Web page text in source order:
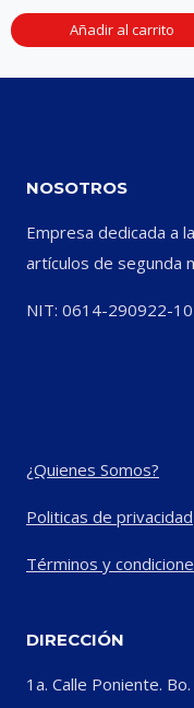
Añadir al carrito
NOSOTROS
Empresa dedicada a
artículos de segunda
NIT: 0614-290922-
¿Quienes Somos?
Politicas de privacidad
Términos y
DIRECCIÓN
1a. Calle Poniente.